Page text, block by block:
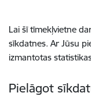
Lai šī tīmekļvietne
sīkdatnes. Ar Jūsu
izmantotas
Pielāgot